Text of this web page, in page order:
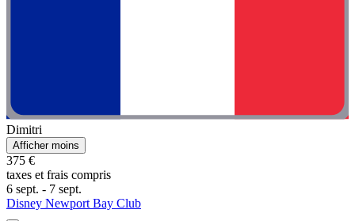
Dimitri
Afficher moins
375 €
taxes et frais compris
6 sept. - 7 sept.
Disney Newport Bay Club